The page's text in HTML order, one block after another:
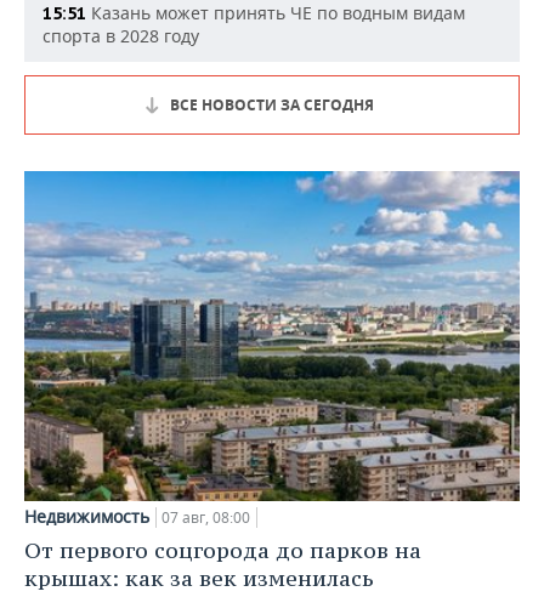
15:51 Казань может принять ЧЕ по водным видам
спорта в 2028 году
ВСЕ НОВОСТИ ЗА СЕГОДНЯ
Недвижимость 07 авг, 08:00
От первого соцгорода до парков на
крышах: как за век изменилась